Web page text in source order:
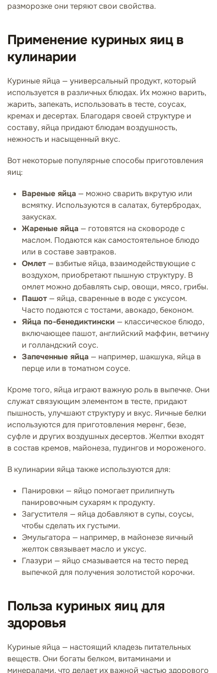
разморозке они теряют свои свойства.
Применение куриных яиц в
кулинарии
Куриные яйца — универсальный продукт, который
используется в различных блюдах. Их можно варить,
жарить, запекать, использовать в тесте, соусах,
кремах и десертах. Благодаря своей структуре и
составу, яйца придают блюдам воздушность,
нежность и насыщенный вкус.
Вот некоторые популярные способы приготовления
яиц:
Вареные яйца — можно сварить вкрутую или
всмятку. Используются в салатах, бутербродах,
закусках.
Жареные яйца — готовятся на сковороде с
маслом. Подаются как самостоятельное блюдо
или в составе завтраков.
Омлет — взбитые яйца, взаимодействующие с
воздухом, приобретают пышную структуру. В
омлет можно добавлять сыр, овощи, мясо, грибы.
Пашот — яйца, сваренные в воде с уксусом.
Часто подаются с тостами, авокадо, беконом.
Яйца по-бенедиктински — классическое блюдо,
включающее пашот, английский маффин, ветчину
и голландский соус.
Запеченные яйца — например, шакшука, яйца в
перце или в томатном соусе.
Кроме того, яйца играют важную роль в выпечке. Они
служат связующим элементом в тесте, придают
пышность, улучшают структуру и вкус. Яичные белки
используются для приготовления меренг, безе,
суфле и других воздушных десертов. Желтки входят
в состав кремов, майонеза, пудингов и мороженого.
В кулинарии яйца также используются для:
Панировки — яйцо помогает прилипнуть
панировочным сухарям к продукту.
Загустителя — яйца добавляют в супы, соусы,
чтобы сделать их густыми.
Эмульгатора — например, в майонезе яичный
желток связывает масло и уксус.
Глазури — яйцо смазывается на тесто перед
выпечкой для получения золотистой корочки.
Польза куриных яиц для
здоровья
Куриные яйца — настоящий кладезь питательных
веществ. Они богаты белком, витаминами и
минералами, что делает их важной частью здорового